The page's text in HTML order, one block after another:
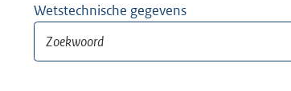
Wetstechnische gegevens